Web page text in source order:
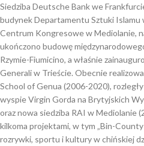
Siedziba Deutsche Bank we
budynek Departamentu Sztuki Islamu
Centrum Kongresowe w Mediolanie,
ukończono budowę
Rzymie-Fiumicino, a właśnie
Generali w Trieście. Obecnie
School of Genua (2006-2020),
wyspie Virgin Gorda na Brytyjskich
oraz nowa siedziba RAI w Mediolanie
kilkoma projektami, w tym „Bin-
rozrywki, sportu i kultury w chińskiej